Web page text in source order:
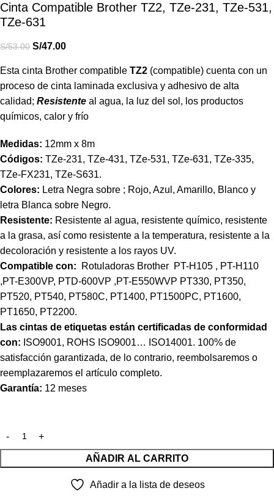
Cinta Compatible Brother TZ2, TZe-231, TZe-531,
TZe-631
S/53.00 S/47.00
Esta cinta Brother compatible TZ2 (compatible) cuenta con un
proceso de cinta laminada exclusiva y adhesivo de alta
calidad; Resistente al agua, la luz del sol, los productos
químicos, calor y frío
Medidas: 12mm x 8m
Códigos: TZe-231, TZe-431, TZe-531, TZe-631, TZe-335,
TZe-FX231, TZe-S631.
Colores: Letra Negra sobre ; Rojo, Azul, Amarillo, Blanco y
letra Blanca sobre Negro.
Resistente: Resistente al agua, resistente químico, resistente
a la grasa, así como resistente a la temperatura, resistente a la
decoloración y resistente a los rayos UV.
Compatible con:
Rotuladoras Brother PT-H105 , PT-H110
,PT-E300VP, PTD-600VP ,PT-E550WVP PT330, PT350,
PT520, PT540, PT580C, PT1400, PT1500PC, PT1600,
PT1650, PT2200.
Las cintas de etiquetas están certificadas de conformidad
con: ISO9001, ROHS ISO9001… ISO14001. 100% de
satisfacción garantizada, de lo contrario, reembolsaremos o
reemplazaremos el artículo completo.
Garantía: 12 meses
AÑADIR AL CARRITO
Añadir a la lista de deseos